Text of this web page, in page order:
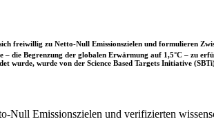
freiwillig zu Netto-Null Emissionszielen und formulieren
die Begrenzung der globalen Erwärmung auf 1,5°C – zu
wurde, wurde von der Science Based Targets Initiative
Emissionszielen und verifizierten